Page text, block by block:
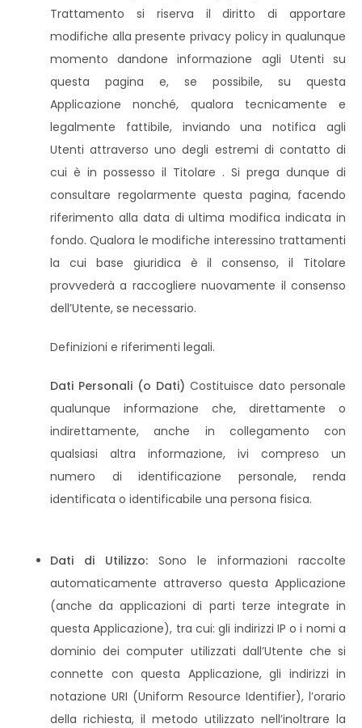
Trattamento si riserva il diritto di apportare
modifiche alla presente privacy policy in qualunque
momento dandone informazione agli Utenti su
questa pagina e, se possibile, su questa
Applicazione nonché, qualora tecnicamente e
legalmente fattibile, inviando una notifica agli
Utenti attraverso uno degli estremi di contatto di
cui è in possesso il Titolare . Si prega dunque di
consultare regolarmente questa pagina, facendo
riferimento alla data di ultima modifica indicata in
fondo. Qualora le modifiche interessino trattamenti
la cui base giuridica è il consenso, il Titolare
provvederà a raccogliere nuovamente il consenso
dell’Utente, se necessario.
Definizioni e riferimenti legali.
Dati Personali (o Dati) Costituisce dato personale
qualunque informazione che, direttamente o
indirettamente, anche in collegamento con
qualsiasi altra informazione, ivi compreso un
numero di identificazione personale, renda
identificata o identificabile una persona fisica.
Dati di Utilizzo: Sono le informazioni raccolte
automaticamente attraverso questa Applicazione
(anche da applicazioni di parti terze integrate in
questa Applicazione), tra cui: gli indirizzi IP o i nomi a
dominio dei computer utilizzati dall’Utente che si
connette con questa Applicazione, gli indirizzi in
notazione URI (Uniform Resource Identifier), l’orario
della richiesta, il metodo utilizzato nell’inoltrare la